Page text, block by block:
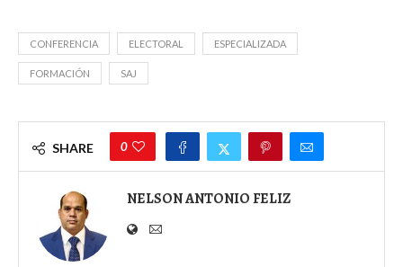
CONFERENCIA ELECTORAL ESPECIALIZADA
FORMACIÓN SAJ
SHARE 0
NELSON ANTONIO FELIZ